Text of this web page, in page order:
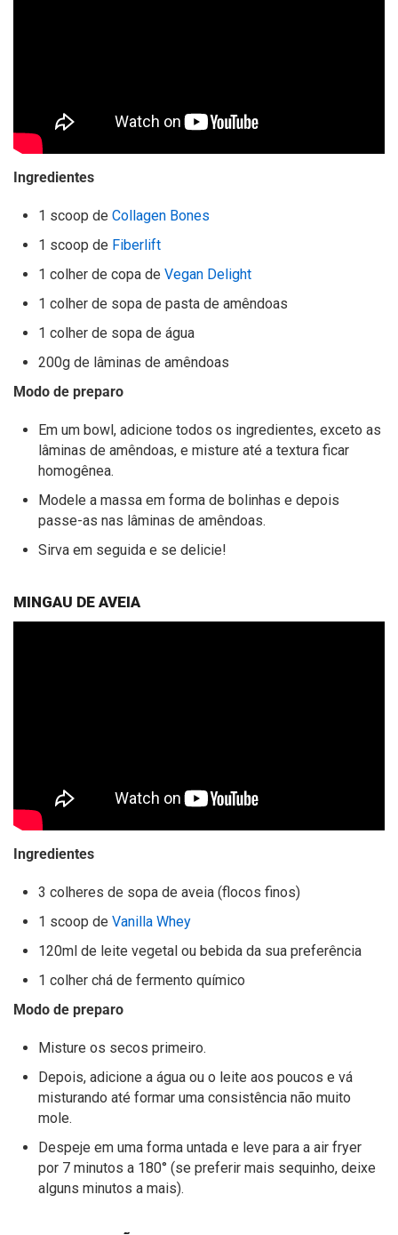
Ingredientes
1 scoop de Collagen Bones
1 scoop de Fiberlift
1 colher de copa de Vegan Delight
1 colher de sopa de pasta de amêndoas
1 colher de sopa de água
200g de lâminas de amêndoas
Modo de preparo
Em um bowl, adicione todos os ingredientes, exceto as
lâminas de amêndoas, e misture até a textura ficar
homogênea.
Modele a massa em forma de bolinhas e depois
passe-as nas lâminas de amêndoas.
Sirva em seguida e se delicie!
MINGAU DE AVEIA
Ingredientes
3 colheres de sopa de aveia (flocos finos)
1 scoop de Vanilla Whey
120ml de leite vegetal ou bebida da sua preferência
1 colher chá de fermento químico
Modo de preparo
Misture os secos primeiro.
Depois, adicione a água ou o leite aos poucos e vá
misturando até formar uma consistência não muito
mole.
Despeje em uma forma untada e leve para a air fryer
por 7 minutos a 180° (se preferir mais sequinho, deixe
alguns minutos a mais).